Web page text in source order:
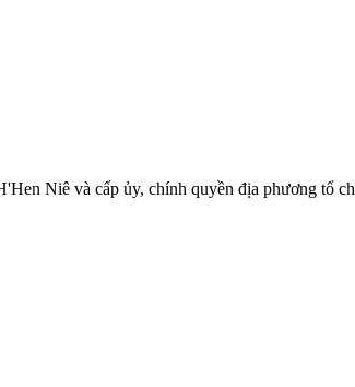
Niê và cấp ủy, chính quyền địa phương tổ